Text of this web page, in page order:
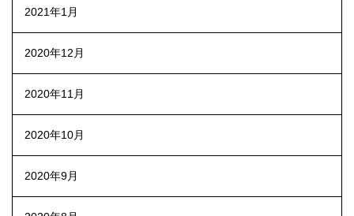
2021年1月
2020年12月
2020年11月
2020年10月
2020年9月